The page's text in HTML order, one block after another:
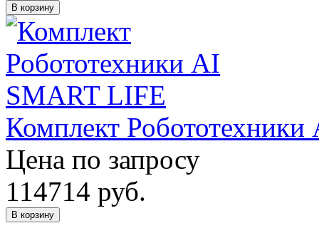
В корзину
Комплект
Цена по запросу
114714 руб.
В корзину